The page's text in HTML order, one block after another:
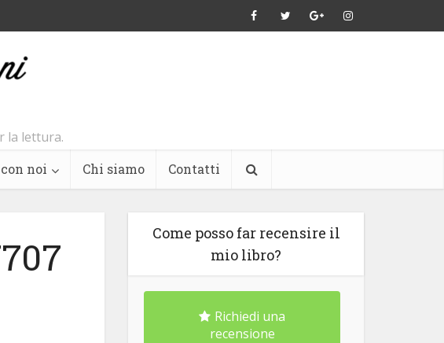
la lettura.
noi Chi siamo Contatti
Come posso far recensire il
mio libro?
Richiedi una
recensione